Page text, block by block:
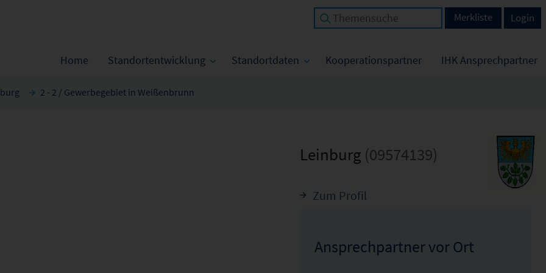
Home Standortentwicklung Standortdaten Kooperationspartner IHK Ansprechpartner
Login
Merkliste
2 - 2 / Gewerbegebiet in Weißenbrunn
Leinburg (09574139)
Zum Profil
Ansprechpartner vor Ort